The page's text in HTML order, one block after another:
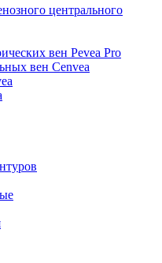
центрального
вен Pevea Pro
вен Cenvea